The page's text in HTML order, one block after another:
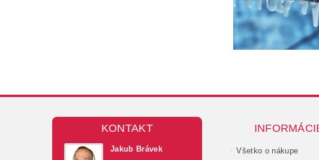
KONTAKT
Jakub Brávek
Všetko o nákupe